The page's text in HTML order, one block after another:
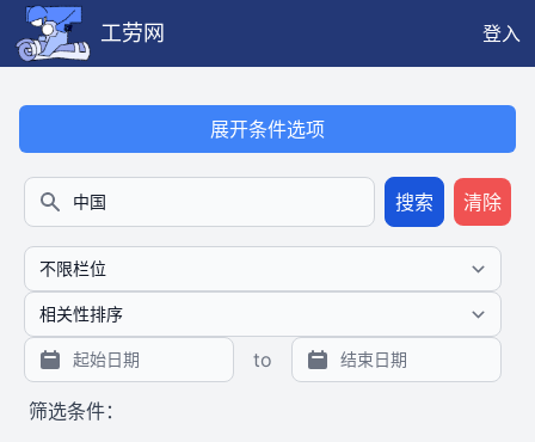
工劳网
登入
展开条件选项
搜索
搜索 清除
to
筛选条件：